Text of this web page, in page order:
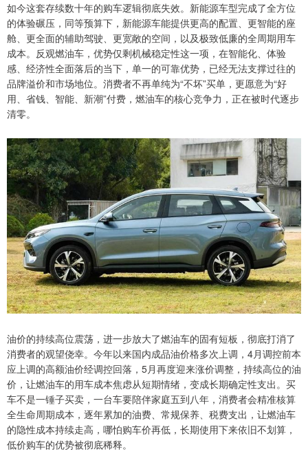
如今这套存续数十年的购车逻辑彻底失效。新能源车型完成了全方位
的体验碾压，同等预算下，新能源车能提供更高的配置、更智能的座
舱、更全面的辅助驾驶、更宽敞的空间，以及极致低廉的全周期用车
成本。反观燃油车，优势仅剩机械稳定性这一项，在智能化、体验
感、经济性全面落后的当下，单一的可靠优势，已经无法支撑过往的
品牌溢价和市场地位。消费者不再单纯为“不坏”买单，更愿意为“好
用、省钱、智能、新潮”付费，燃油车的核心竞争力，正在被时代逐步
清零。
油价的持续高位震荡，进一步放大了燃油车的固有短板，彻底打消了
消费者的观望侥幸。今年以来国内成品油价格多次上调，4月调控前本
应上调的高额油价经调控回落，5月再度迎来涨价调整，持续高位的油
价，让燃油车的用车成本焦虑从短期情绪，变成长期确定性支出。买
车不是一锤子买卖，一台车要陪伴家庭五到八年，消费者会精准核算
全生命周期成本，逐年累加的油费、常规保养、税费支出，让燃油车
的隐性成本持续走高，哪怕购车价再低，长期使用下来依旧不划算，
低价购车的优势被彻底稀释。